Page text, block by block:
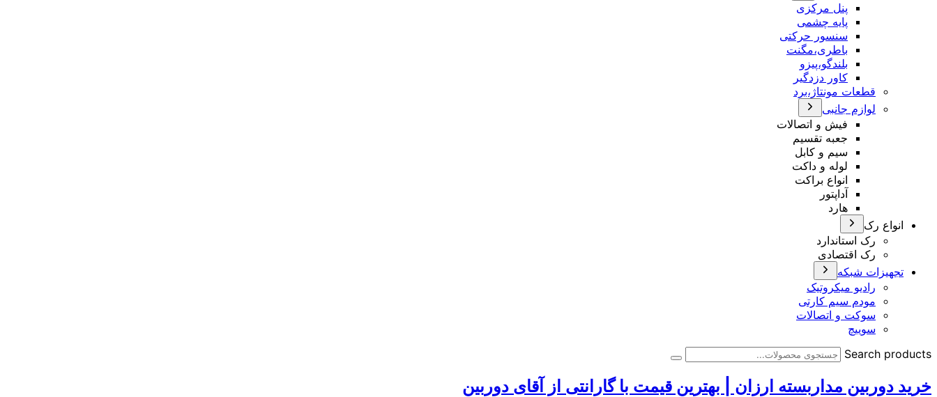
پنل مرکزی
پایه چشمی
سنسور حرکتی
باطری،مگنت
بلندگو،پیزو
کاور دزدگیر
قطعات مونتاژ،برد
لوازم جانبی
فیش و اتصالات
جعبه تقسیم
سیم و کابل
لوله و داکت
انواع براکت
آداپتور
هارد
انواع رک
رک استاندارد
رک اقتصادی
تجهیزات شبکه
رادیو میکروتیک
مودم سیم کارتی
سوکت و اتصالات
سوییچ
Search products
خرید دوربین مداربسته ارزان | بهترین قیمت با گارانتی از آقای دوربین